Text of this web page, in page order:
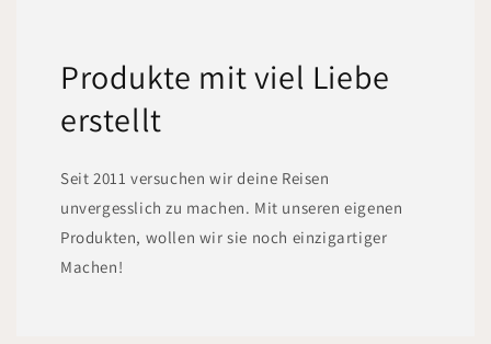
Produkte mit viel Liebe
erstellt
Seit 2011 versuchen wir deine Reisen
unvergesslich zu machen. Mit unseren eigenen
Produkten, wollen wir sie noch einzigartiger
Machen!